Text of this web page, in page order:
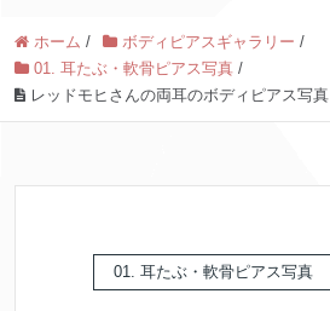
ホーム / ボディピアスギャラリー /
01. 耳たぶ・軟骨ピアス写真 /
レッドモヒさんの両耳のボディピアス写真
01. 耳たぶ・軟骨ピアス写真